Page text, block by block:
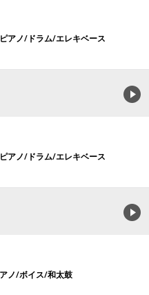
アノ/ドラム/エレキベース
アノ/ドラム/エレキベース
ノ/ボイス/和太鼓